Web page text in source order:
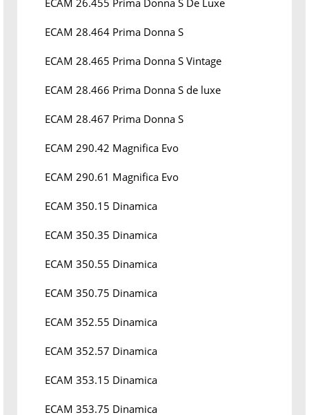
ECAM 26.455 Prima Donna S De Luxe
ECAM 28.464 Prima Donna S
ECAM 28.465 Prima Donna S Vintage
ECAM 28.466 Prima Donna S de luxe
ECAM 28.467 Prima Donna S
ECAM 290.42 Magnifica Evo
ECAM 290.61 Magnifica Evo
ECAM 350.15 Dinamica
ECAM 350.35 Dinamica
ECAM 350.55 Dinamica
ECAM 350.75 Dinamica
ECAM 352.55 Dinamica
ECAM 352.57 Dinamica
ECAM 353.15 Dinamica
ECAM 353.75 Dinamica